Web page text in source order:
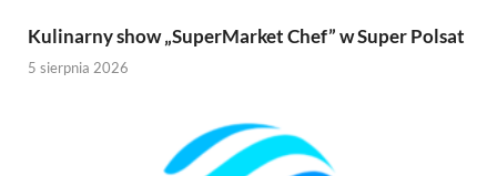
Kulinarny show „SuperMarket Chef” w Super Polsat
5 sierpnia 2026